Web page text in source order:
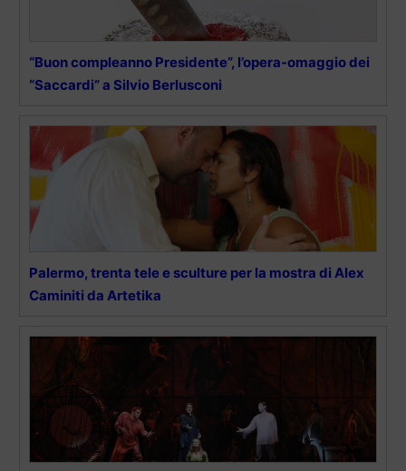
“Buon compleanno Presidente”, l’opera-omaggio dei
“Saccardi” a Silvio Berlusconi
Palermo, trenta tele e sculture per la mostra di Alex
Caminiti da Artetika